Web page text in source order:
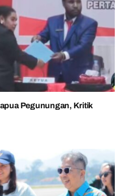
Pegunungan, Kritik